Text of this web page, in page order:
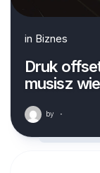
in Biznes
Druk
musisz
by ·